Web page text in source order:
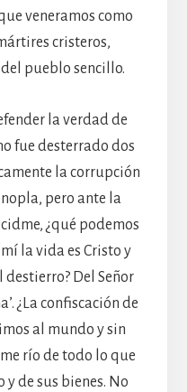
veneramos como
cristeros,
pueblo sencillo.
la verdad de
fue desterrado dos
la corrupción
pero ante la
¿qué podemos
mí la vida es Cristo y
destierro? Del Señor
¿La confiscación de
al mundo y sin
me río de todo lo que
y de sus bienes. No